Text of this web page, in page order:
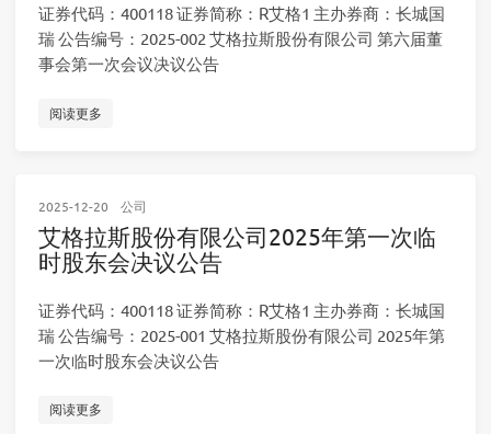
证券代码：400118 证券简称：R艾格1 主办券商：长城国
瑞 公告编号：2025-002 艾格拉斯股份有限公司 第六届董
事会第一次会议决议公告
阅读更多
2025-12-20 公司
艾格拉斯股份有限公司2025年第一次临
时股东会决议公告
证券代码：400118 证券简称：R艾格1 主办券商：长城国
瑞 公告编号：2025-001 艾格拉斯股份有限公司 2025年第
一次临时股东会决议公告
阅读更多